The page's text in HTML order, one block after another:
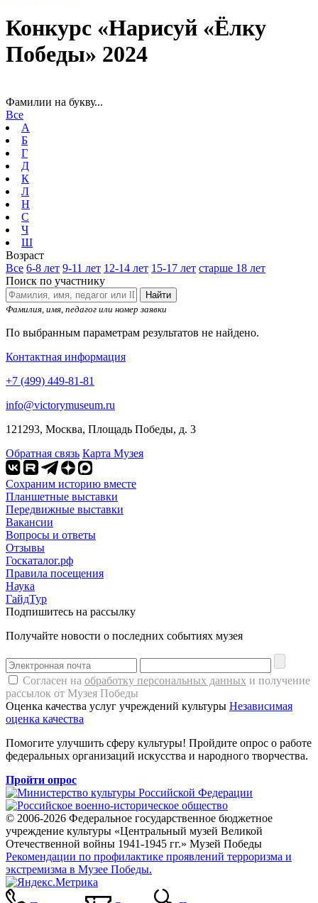
Конкурс «Нарисуй «Ёлку
Победы» 2024
Фамилии на букву...
Все
А
Б
Г
Д
К
Л
Н
С
Ч
Ш
Возраст
Все 6-8 лет 9-11 лет 12-14 лет 15-17 лет старше 18 лет
Поиск по участнику
Найти
Фамилия, имя, педагог или номер заявки
По выбранным параметрам результатов не найдено.
Контактная информация
+7 (499) 449-81-81
info@victorymuseum.ru
121293, Москва, Площадь Победы, д. 3
Обратная связь Карта Музея
Сохраним историю вместе
Планшетные выставки
Передвижные выставки
Вакансии
Вопросы и ответы
Отзывы
Госкаталог.рф
Правила посещения
Наука
ГайдТур
Подпишитесь на рассылку
Получайте новости о последних событиях музея
Согласен на обработку персональных данных и получение
рассылок от Музея Победы
Оценка качества услуг учреждений культуры Независимая
оценка качества
Помогите улучшить сферу культуры! Пройдите опрос о работе
федеральных организаций искусства и народного творчества.
Пройти опрос
© 2006-2026 Федеральное государственное бюджетное
учреждение культуры «Центральный музей Великой
Отечественной войны 1941-1945 гг.» Музей Победы
Рекомендации по профилактике проявлений терроризма и
экстремизма в Музее Победы.